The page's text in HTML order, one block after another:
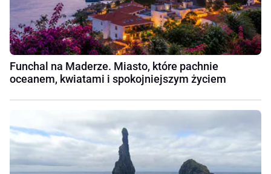
Funchal na Maderze. Miasto, które pachnie
oceanem, kwiatami i spokojniejszym życiem